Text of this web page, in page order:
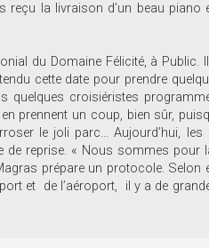
la livraison d’un beau piano
du Domaine Félicité, à
cette date pour prendre
quelques croisiéristes
prennent un coup, bien sûr,
le joli parc… Aujourd’hui,
de reprise. « Nous sommes
prépare un protocole. Selon
et de l’aéroport, il y a de